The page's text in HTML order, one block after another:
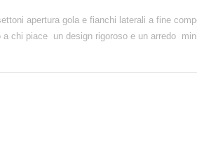
apertura gola e fianchi laterali a fine
a chi piace un design rigoroso e un arredo